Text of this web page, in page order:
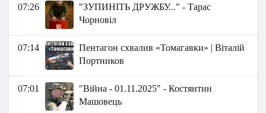
07:26
"ЗУПИНІТЬ ДРУЖБУ..." - Тарас
Чорновіл
07:14
Пентагон схвалив «Томагавки» | Віталій
Портников
07:01
"Війна - 01.11.2025" - Костянтин
Машовець